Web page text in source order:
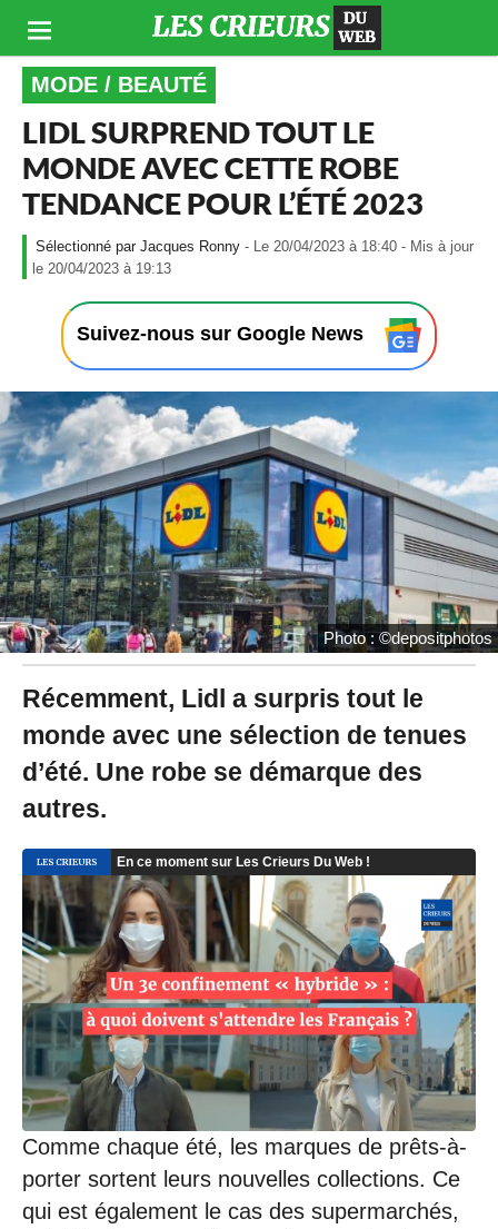
MODE / BEAUTÉ
LIDL SURPREND TOUT LE
MONDE AVEC CETTE ROBE
TENDANCE POUR L’ÉTÉ 2023
Jacques Ronny - Le 20/04/2023 à 18:40 - Mis à jour
le 20/04/2023 à 19:13
2
/
0
4
/
2
0
2
3
à
1
4
0
-
M
i
s
j
l
e
2
0
4
/
2
0
2
3
1
9
:
3
Suivez-nous sur Google News
Photo : ©depositphotos
Récemment, Lidl a surpris tout le
monde avec une sélection de tenues
d’été. Une robe se démarque des
autres.
Comme chaque été, les marques de prêts-à-
porter sortent leurs nouvelles collections. Ce
qui est également le cas des supermarchés,